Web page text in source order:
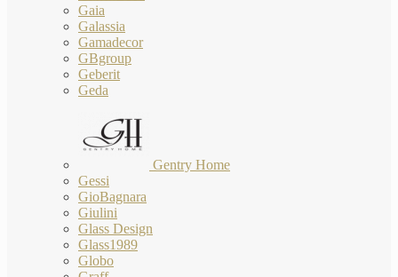
Gaia
Galassia
Gamadecor
GBgroup
Geberit
Geda
Gentry Home
Gessi
GioBagnara
Giulini
Glass Design
Glass1989
Globo